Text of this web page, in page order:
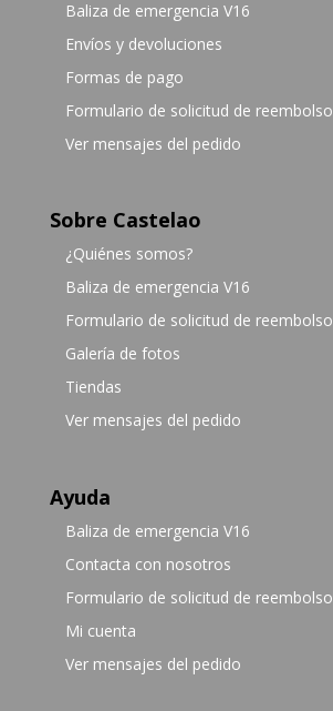
Baliza de emergencia V16
Envíos y devoluciones
Formas de pago
Formulario de solicitud de reembolso
Ver mensajes del pedido
Sobre Castelao
¿Quiénes somos?
Baliza de emergencia V16
Formulario de solicitud de reembolso
Galería de fotos
Tiendas
Ver mensajes del pedido
Ayuda
Baliza de emergencia V16
Contacta con nosotros
Formulario de solicitud de reembolso
Mi cuenta
Ver mensajes del pedido